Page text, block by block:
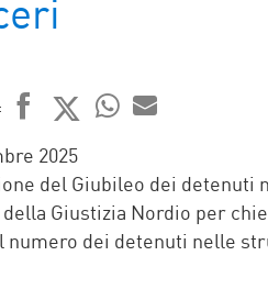
FACEBOOK
TWITTER
2025
del Giubileo dei detenuti
Giustizia Nordio per
dei detenuti nelle